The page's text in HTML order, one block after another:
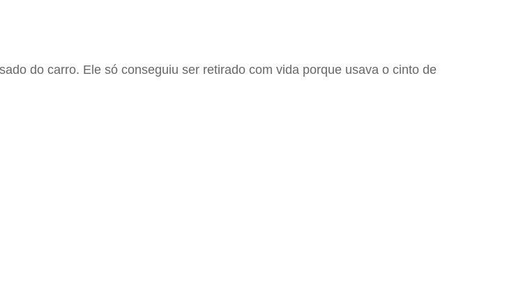
do carro. Ele só conseguiu ser retirado com vida porque usava o cinto de